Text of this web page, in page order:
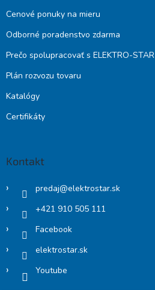
Cenové ponuky na mieru
Odborné poradenstvo zdarma
Prečo spolupracovať s ELEKTRO-STAR
Plán rozvozu tovaru
Katalógy
Certifikáty
Kontakt
predaj@elektrostar.sk
+421 910 505 111
Facebook
elektrostar.sk
Youtube